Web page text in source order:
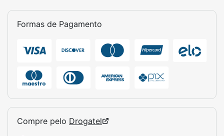
Formas de Pagamento
Compre pelo Drogatel